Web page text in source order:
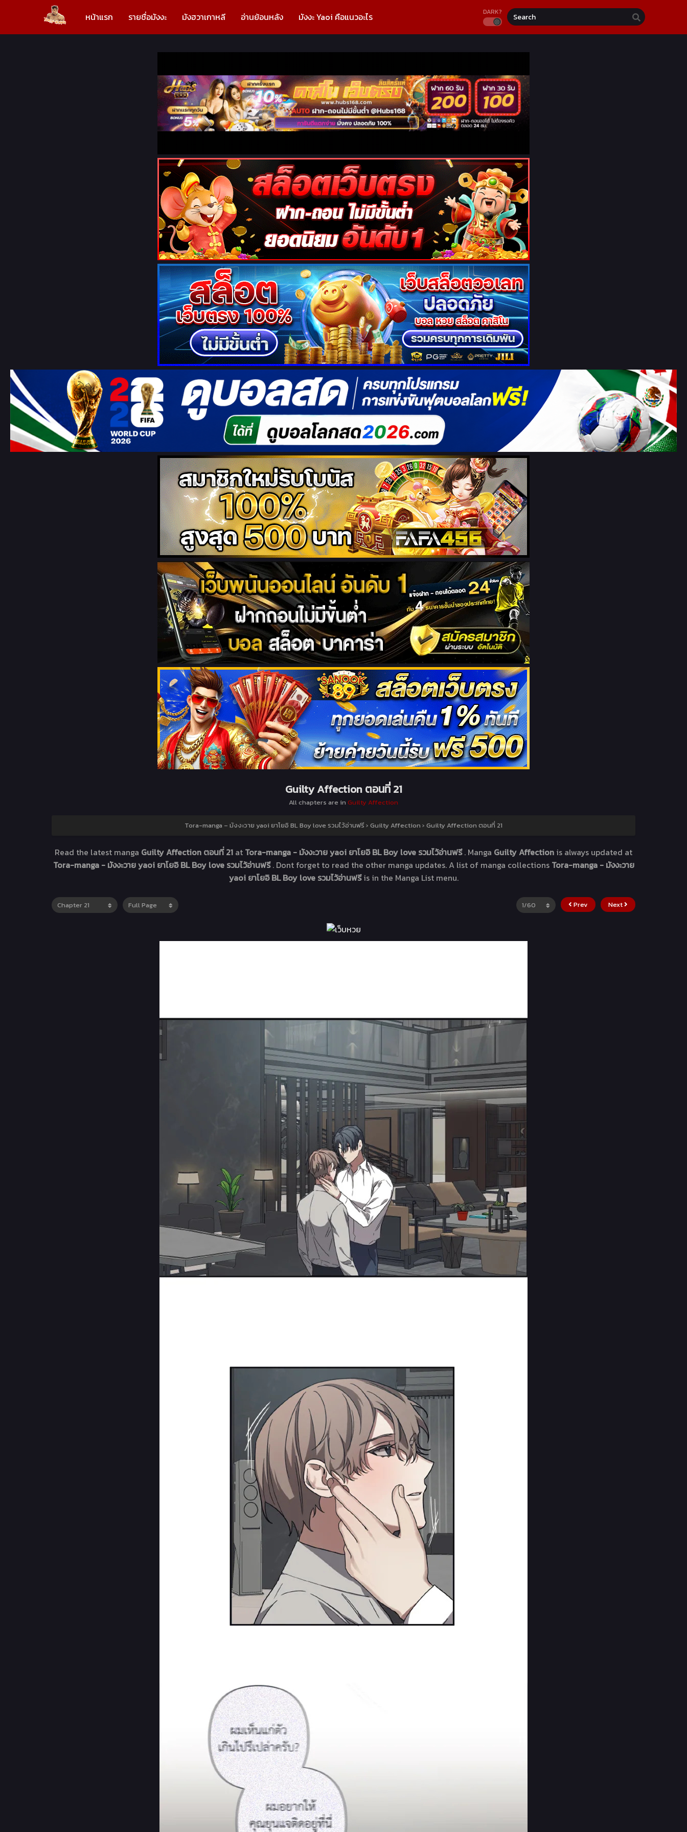
หน้าแรก รายชื่อมังงะ มังฮวาเกาหลี อ่านย้อนหลัง มังงะ Yaoi คือแนวอะไร DARK?
Guilty Affection ตอนที่ 21
All chapters are in Guilty Affection
Tora-manga – มังงะวาย yaoi ยาโยอิ BL Boy love รวมไว้อ่านฟรี › Guilty Affection › Guilty Affection ตอนที่ 21
Read the latest manga Guilty Affection ตอนที่ 21 at Tora-manga - มังงะวาย yaoi ยาโยอิ BL Boy love รวมไว้อ่านฟรี. Manga Guilty Affection is always updated at
Tora-manga - มังงะวาย yaoi ยาโยอิ BL Boy love รวมไว้อ่านฟรี. Dont forget to read the other manga updates. A list of manga collections Tora-manga - มังงะวาย
yaoi ยาโยอิ BL Boy love รวมไว้อ่านฟรีis in the Manga List menu.
Prev Next